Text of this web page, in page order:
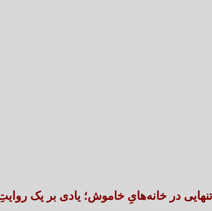
تعارض قوانین؛ مانع پنهان سنددار شدن بخش
طنین شعر عاشورایی در
در خانه‌هایِ خاموش؛ یادی بر یک روایتِ